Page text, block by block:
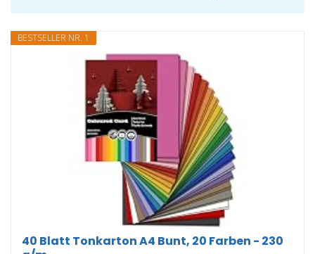
BESTSELLER NR. 1
40 Blatt Tonkarton A4 Bunt, 20 Farben - 230